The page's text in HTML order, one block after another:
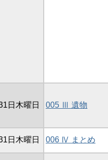
日木曜日 005 Ⅲ 遺物
日木曜日 006 Ⅳ まとめ